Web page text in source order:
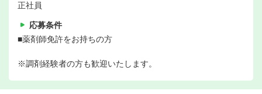
正社員
応募条件
■薬剤師免許をお持ちの方
※調剤経験者の方も歓迎いたします。